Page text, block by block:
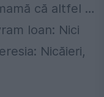
că altfel …
Ioan: Nici
Nicăieri,